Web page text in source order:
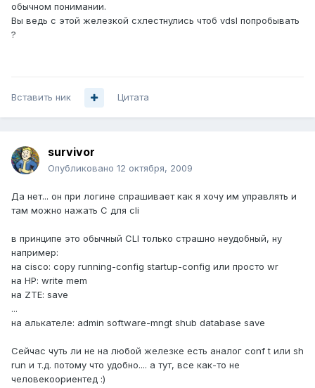
обычном понимании.
Вы ведь с этой железкой схлестнулись чтоб vdsl попробывать
?
Вставить ник Цитата
survivor
Опубликовано 12 октября, 2009
Да нет... он при логине спрашивает как я хочу им управлять и
там можно нажать C для cli
в принципе это обычный CLI только страшно неудобный, ну
например:
на cisco: copy running-config startup-config или просто wr
на HP: write mem
на ZTE: save
...
на алькателе: admin software-mngt shub database save
Сейчас чуть ли не на любой железке есть аналог conf t или sh
run и т.д. потому что удобно.... а тут, все как-то не
человекоориентед :)